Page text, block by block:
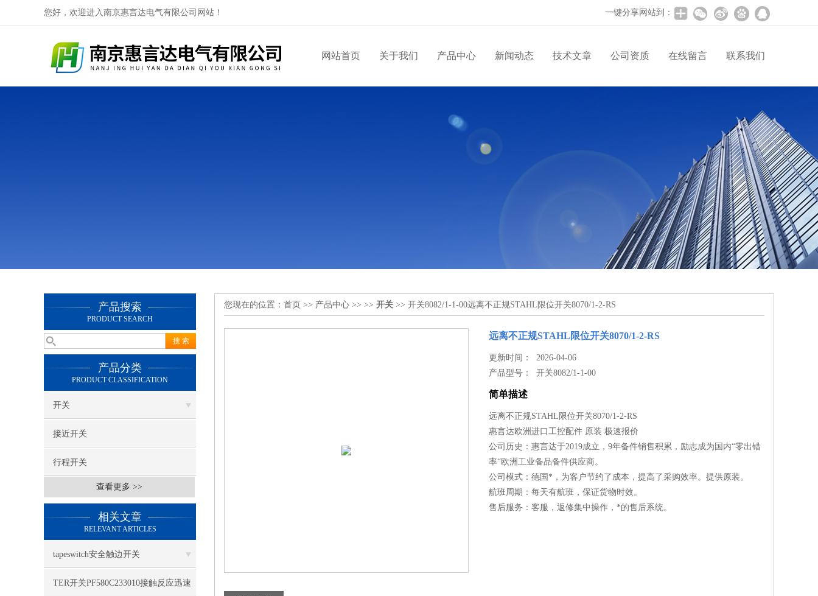
您好，欢迎进入南京惠言达电气有限公司网站！ 一键分享网站到：
网站首页 关于我们 产品中心 新闻动态 技术文章 公司资质 在线留言 联系我们
产品搜索
PRODUCT SEARCH
产品分类
PRODUCT CLASSIFICATION
开关
接近开关
行程开关
查看更多 >>
相关文章
RELEVANT ARTICLES
tapeswitch安全触边开关
TS16S/1000/F/A/B/FS/OE/2000/2000/N
TER开关PF580C233010接触反应迅速
您现在的位置： 首页 >> 产品中心 >> >> 开关 >> 开关8082/1-1-00远离不正规STAHL限位开关8070/1-2-RS
远离不正规STAHL限位开关8070/1-2-RS
更新时间： 2026-04-06
产品型号：开关8082/1-1-00
简单描述
远离不正规STAHL限位开关8070/1-2-RS
惠言达欧洲进口工控配件 原装 极速报价
公司历史：惠言达于2019成立，9年备件销售积累，励志成为国内“零出错
率“欧洲工业备品备件供应商。
公司模式：德国*，为客户节约了成本，提高了采购效率。提供原装。
航班周期：每天有航班，保证货物时效。
售后服务：客服，返修集中操作，*的售后系统。